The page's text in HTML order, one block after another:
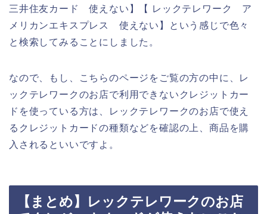
三井住友カード 使えない】【 レックテレワーク ア
メリカンエキスプレス 使えない】という感じで色々
と検索してみることにしました。
なので、もし、こちらのページをご覧の方の中に、レ
ックテレワークのお店で利用できないクレジットカー
ドを使っている方は、レックテレワークのお店で使え
るクレジットカードの種類などを確認の上、商品を購
入されるといいですよ。
【まとめ】レックテレワークのお店